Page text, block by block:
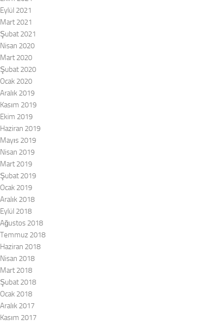
Eylül 2021
Mart 2021
Şubat 2021
Nisan 2020
Mart 2020
Şubat 2020
Ocak 2020
Aralık 2019
Kasım 2019
Ekim 2019
Haziran 2019
Mayıs 2019
Nisan 2019
Mart 2019
Şubat 2019
Ocak 2019
Aralık 2018
Eylül 2018
Ağustos 2018
Temmuz 2018
Haziran 2018
Nisan 2018
Mart 2018
Şubat 2018
Ocak 2018
Aralık 2017
Kasım 2017